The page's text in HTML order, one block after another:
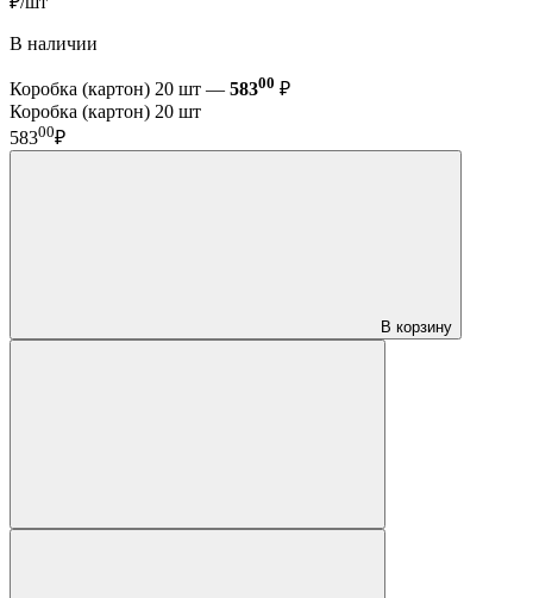
В наличии
Коробка (картон) 20 шт — 58300 ₽
Коробка (картон) 20 шт
58300₽
В корзину